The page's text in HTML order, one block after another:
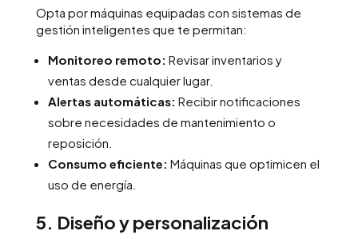
Opta por máquinas equipadas con sistemas de
gestión inteligentes que te permitan:
Monitoreo remoto: Revisar inventarios y
ventas desde cualquier lugar.
Alertas automáticas: Recibir notificaciones
sobre necesidades de mantenimiento o
reposición.
Consumo eficiente: Máquinas que optimicen el
uso de energía.
5. Diseño y personalización